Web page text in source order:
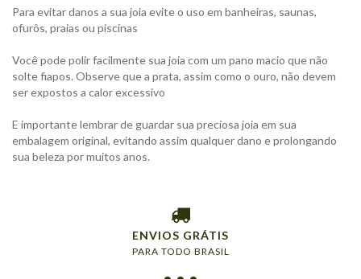
Para evitar danos a sua joia evite o uso em banheiras, saunas,
ofurôs, praias ou piscinas
Você pode polir facilmente sua joia com um pano macio que não
solte fiapos. Observe que a prata, assim como o ouro, não devem
ser expostos a calor excessivo
E importante lembrar de guardar sua preciosa joia em sua
embalagem original, evitando assim qualquer dano e prolongando
sua beleza por muitos anos.
ENVIOS GRÁTIS
PARA TODO BRASIL